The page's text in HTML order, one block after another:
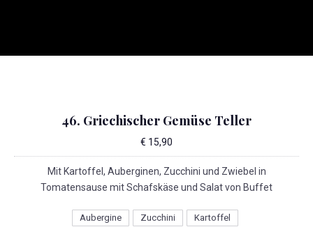
46. Griechischer Gemüse Teller
€ 15,90
Mit Kartoffel, Auberginen, Zucchini und Zwiebel in
Tomatensause mit Schafskäse und Salat von Buffet
Aubergine Zucchini Kartoffel